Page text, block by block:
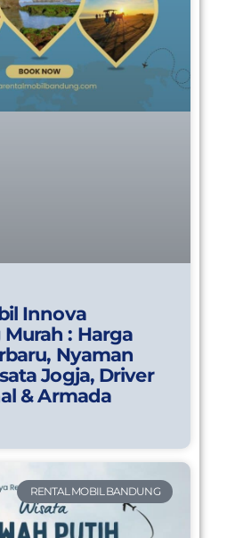
Innova
: Harga
Nyaman
Jogja, Driver
& Armada
RENTAL MOBIL BANDUNG